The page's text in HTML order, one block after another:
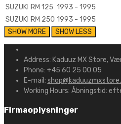
SUZUKI RM 125 1993 - 1995
SUZUKI RM 250 1993 - 1995
Address: Kaduuz MX Store,
Phone: +45 60 25 00 05
E-mail:
Working Hours: Åbningstid:
Firmaoplysninger